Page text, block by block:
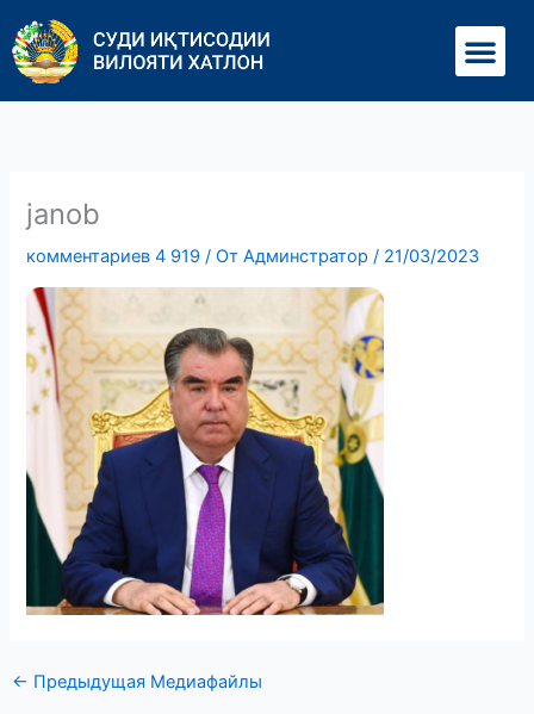
содержимому
janob
комментариев 4 919 / ОтАдминстратор/ 21/03/2023
← Предыдущая Медиафайлы